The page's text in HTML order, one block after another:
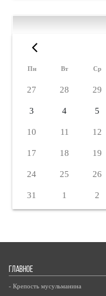
Пн Вт Ср
27 28 29
3 4 5
10 11 12
17 18 19
24 25 26
31 1 2
ГЛАВНОЕ
- Крепость мусульманина